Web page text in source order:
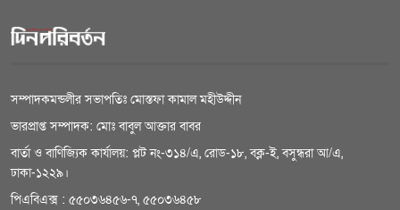
সম্পাদকমন্ডলীর সভাপতিঃ মোস্তফা কামাল মহীউদ্দীন
ভারপ্রাপ্ত সম্পাদক: মোঃ বাবুল আক্তার বাবর
বার্তা ও বাণিজ্যিক কার্যালয়: প্লট নং-৩১৪/এ, রোড-১৮, বক্ল-ই, বসুন্ধরা আ/এ,
ঢাকা-১২২৯।
পিএবিএক্স : ৫৫০৩৬৪৫৬-৭, ৫৫০৩৬৪৫৮